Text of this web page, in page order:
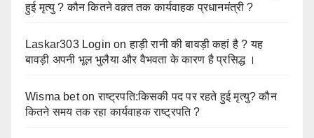
हुई मृत्यु ? कौन कितने वक़्त तक कार्यवाहक प्रधानमंत्री ?
Laskar303 Login onहाड़ी रानी की बावड़ी कहां है ? यह
बावड़ी अपनी भूल भुलैया और वैभवता के कारण है प्रसिद्ध ।
Wisma betonराष्ट्रपति:किसकी पद पर रहते हुई मृत्यु? कौन
कितने समय तक रहा कार्यवाहक राष्ट्रपति ?